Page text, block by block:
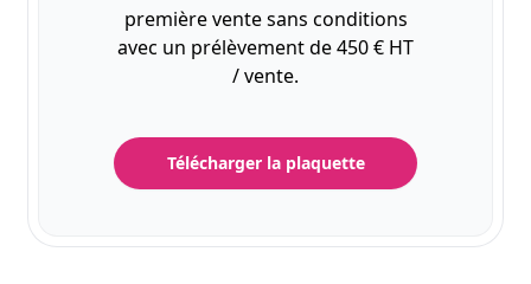
première vente sans conditions
avec un prélèvement de 450 € HT
/ vente.
Télécharger la plaquette